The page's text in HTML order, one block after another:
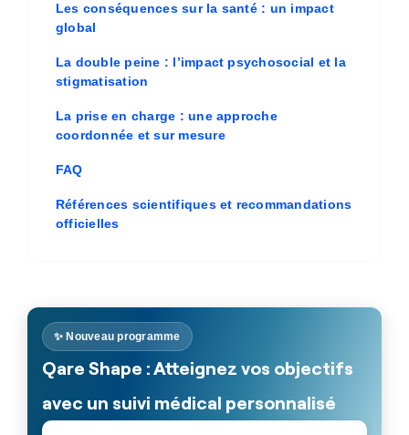
Les conséquences sur la santé : un impact
global
La double peine : l’impact psychosocial et la
stigmatisation
La prise en charge : une approche
coordonnée et sur mesure
FAQ
Références scientifiques et recommandations
officielles
✨ Nouveau programme
Qare Shape : Atteignez vos objectifs
avec un suivi médical personnalisé